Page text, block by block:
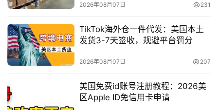
2026年08月07日 231
TikTok海外仓一件代发：美国本土
发货3-7天签收，规避平台罚分
2026年08月07日 207
美国免费id账号注册教程：2026美
区Apple ID免信用卡申请